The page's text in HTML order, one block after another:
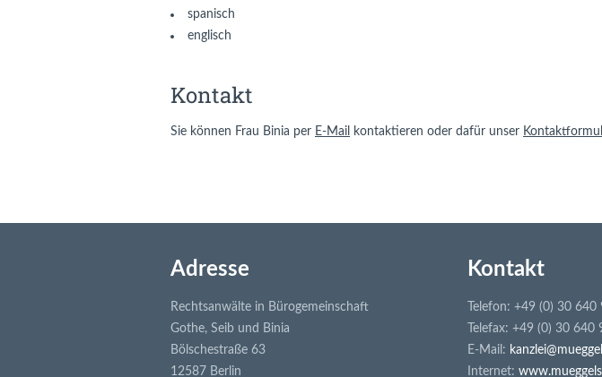
spanisch
englisch
Kontakt
Sie können Frau Binia per E-Mail kontaktieren oder dafür unser
Adresse
Rechtsanwälte in Bürogemeinschaft
Gothe, Seib und Binia
Bölschestraße 63
12587 Berlin
Kontakt
Telefon: +49 (0) 30 640
Telefax: +49 (0) 30 640
E-Mail:
Internet: